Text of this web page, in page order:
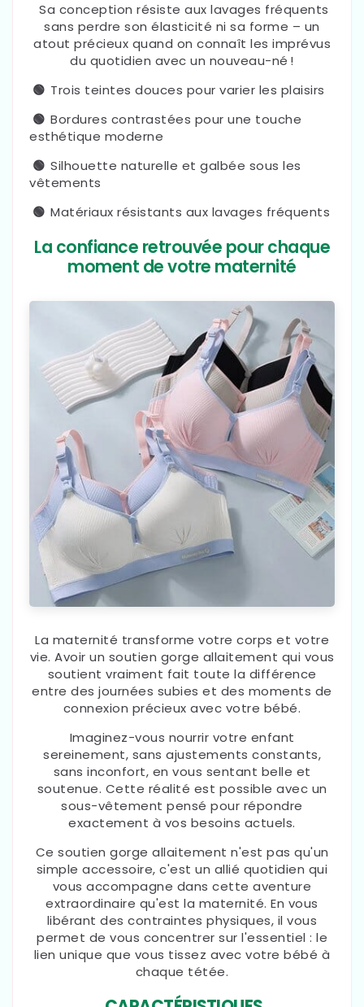
Sa conception résiste aux lavages fréquents
sans perdre son élasticité ni sa forme – un
atout précieux quand on connaît les imprévus
du quotidien avec un nouveau-né !
🟢 Trois teintes douces pour varier les plaisirs
🟢 Bordures contrastées pour une touche
esthétique moderne
🟢 Silhouette naturelle et galbée sous les
vêtements
🟢 Matériaux résistants aux lavages fréquents
La confiance retrouvée pour chaque
moment de votre maternité
La maternité transforme votre corps et votre
vie. Avoir un soutien gorge allaitement qui vous
soutient vraiment fait toute la différence
entre des journées subies et des moments de
connexion précieux avec votre bébé.
Imaginez-vous nourrir votre enfant
sereinement, sans ajustements constants,
sans inconfort, en vous sentant belle et
soutenue. Cette réalité est possible avec un
sous-vêtement pensé pour répondre
exactement à vos besoins actuels.
Ce soutien gorge allaitement n'est pas qu'un
simple accessoire, c'est un allié quotidien qui
vous accompagne dans cette aventure
extraordinaire qu'est la maternité. En vous
libérant des contraintes physiques, il vous
permet de vous concentrer sur l'essentiel : le
lien unique que vous tissez avec votre bébé à
chaque tétée.